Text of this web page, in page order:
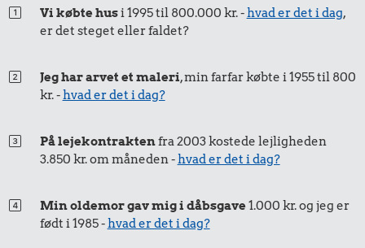
Bukser
0,13 kr.
Tyggegummi 37 kr.
Vi købte husi 1995 til 800.000 kr. -hvad er det i dag,
er det steget eller faldet?
Jeg har arvet et maleri, min farfar købte i 1955 til 800
kr. -hvad er det i dag?
På lejekontraktenfra 2003 kostede lejligheden
3.850 kr. om måneden -hvad er det i dag?
Min oldemor gav mig i dåbsgave1.000 kr. og jeg er
født i 1985 -hvad er det i dag?